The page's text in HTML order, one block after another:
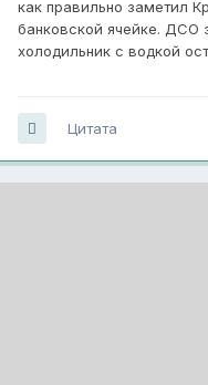
как правильно заметил
банковской ячейке. ДСО
холодильник с водкой
Цитата